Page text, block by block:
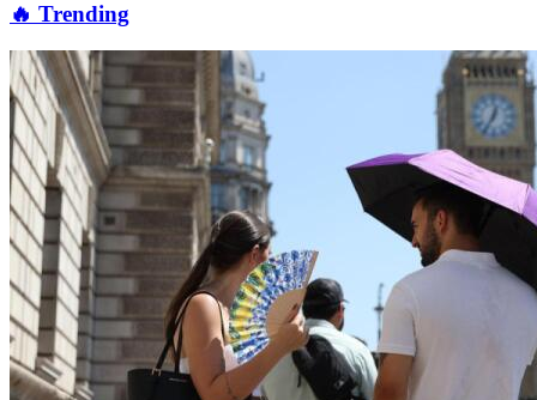
🔥 Trending